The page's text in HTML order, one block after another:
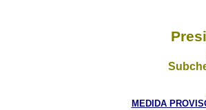
MEDIDA